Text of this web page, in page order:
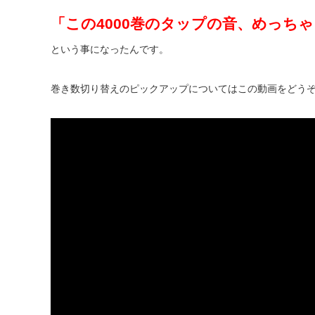
「この4000巻のタップの音、めっちゃ
という事になったんです。
巻き数切り替えのピックアップについてはこの動画をどうぞ